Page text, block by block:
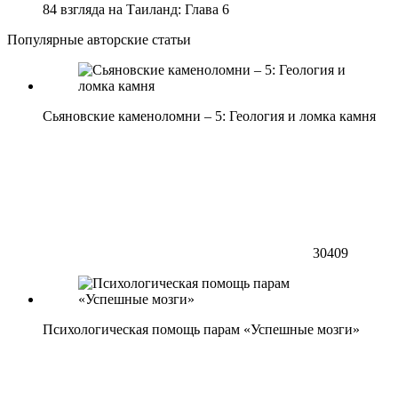
84 взгляда на Таиланд: Глава 6
Популярные авторские статьи
Сьяновские каменоломни – 5: Геология и ломка камня
30409
Психологическая помощь парам «Успешные мозги»